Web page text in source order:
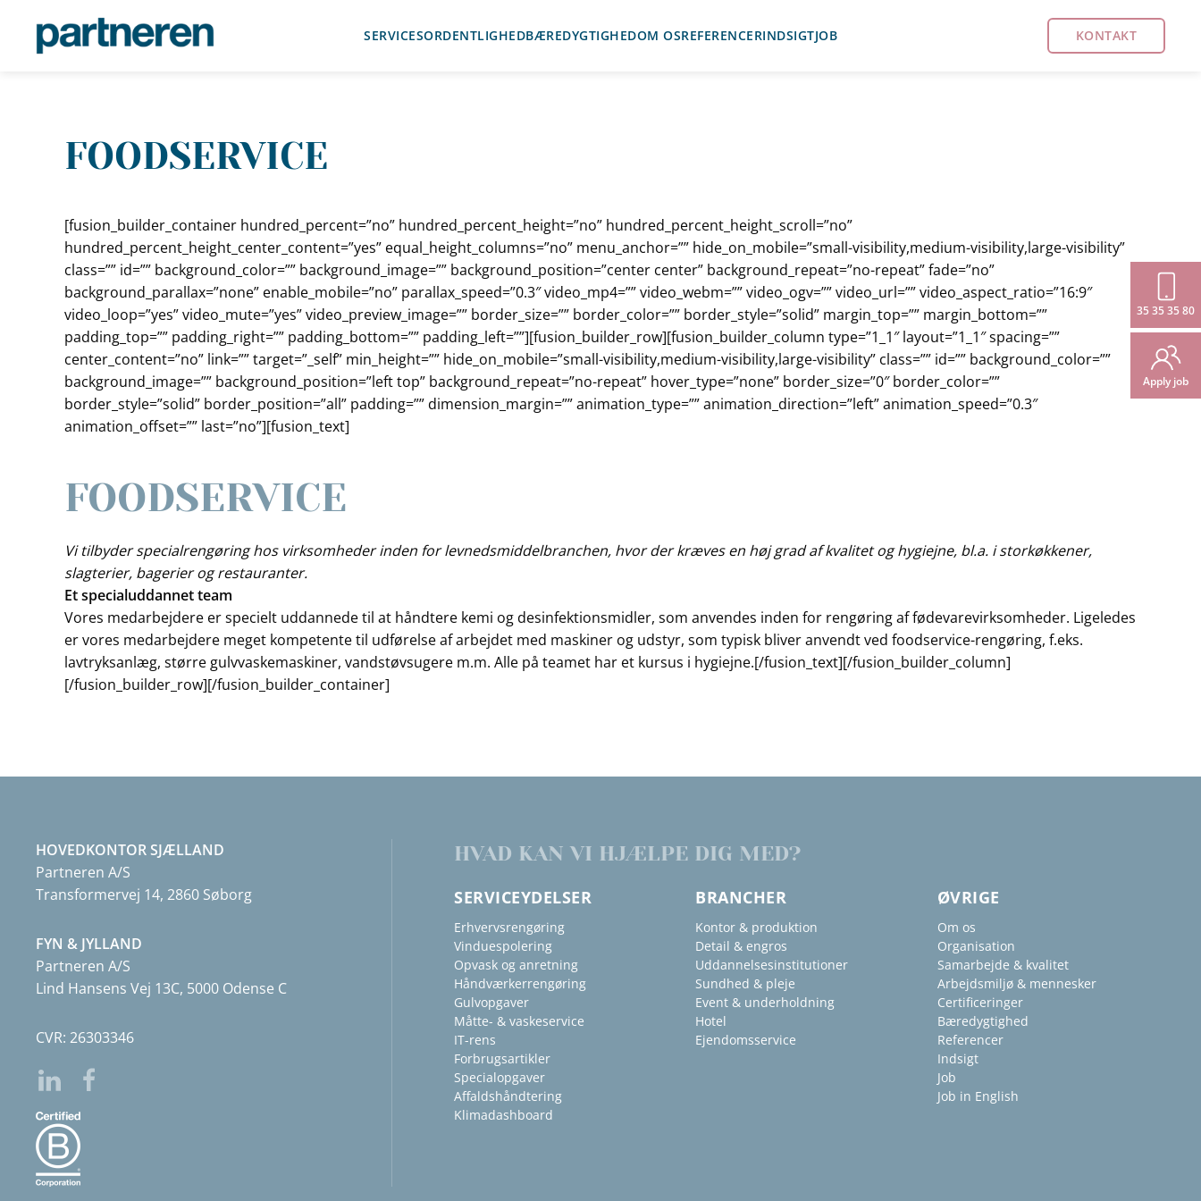
Gå til hovedindhold
SERVICESORDENTLIGHEDBÆREDYGTIGHEDOM OSREFERENCERINDSIGTJOB KONTAKT
FOODSERVICE
[fusion_builder_container hundred_percent=”no” hundred_percent_height=”no” hundred_percent_height_scroll=”no”
hundred_percent_height_center_content=”yes” equal_height_columns=”no” menu_anchor=”” hide_on_mobile=”small-visibility,medium-visibility,large-visibility”
class=”” id=”” background_color=”” background_image=”” background_position=”center center” background_repeat=”no-repeat” fade=”no”
background_parallax=”none” enable_mobile=”no” parallax_speed=”0.3″ video_mp4=”” video_webm=”” video_ogv=”” video_url=”” video_aspect_ratio=”16:9″
video_loop=”yes” video_mute=”yes” video_preview_image=”” border_size=”” border_color=”” border_style=”solid” margin_top=”” margin_bottom=””
padding_top=”” padding_right=”” padding_bottom=”” padding_left=””][fusion_builder_row][fusion_builder_column type=”1_1″ layout=”1_1″ spacing=””
center_content=”no” link=”” target=”_self” min_height=”” hide_on_mobile=”small-visibility,medium-visibility,large-visibility” class=”” id=”” background_color=””
background_image=”” background_position=”left top” background_repeat=”no-repeat” hover_type=”none” border_size=”0″ border_color=””
border_style=”solid” border_position=”all” padding=”” dimension_margin=”” animation_type=”” animation_direction=”left” animation_speed=”0.3″
animation_offset=”” last=”no”][fusion_text]
FOODSERVICE
Vi tilbyder specialrengøring hos virksomheder inden for levnedsmiddelbranchen, hvor der kræves en høj grad af kvalitet og hygiejne, bl.a. i storkøkkener,
slagterier, bagerier og restauranter.
Et specialuddannet team
Vores medarbejdere er specielt uddannede til at håndtere kemi og desinfektionsmidler, som anvendes inden for rengøring af fødevarevirksomheder. Ligeledes
er vores medarbejdere meget kompetente til udførelse af arbejdet med maskiner og udstyr, som typisk bliver anvendt ved foodservice-rengøring, f.eks.
lavtryksanlæg, større gulvvaskemaskiner, vandstøvsugere m.m. Alle på teamet har et kursus i hygiejne.[/fusion_text][/fusion_builder_column]
[/fusion_builder_row][/fusion_builder_container]
35 35 35 80
Apply job
HOVEDKONTOR SJÆLLAND
Partneren A/S
Transformervej 14, 2860 Søborg
FYN & JYLLAND
Partneren A/S
Lind Hansens Vej 13C, 5000 Odense C
CVR: 26303346
HVAD KAN VI HJÆLPE DIG MED?
SERVICEYDELSER
Erhvervsrengøring
Vinduespolering
Opvask og anretning
Håndværkerrengøring
Gulvopgaver
Måtte- & vaskeservice
IT-rens
Forbrugsartikler
Specialopgaver
Affaldshåndtering
Klimadashboard
BRANCHER
Kontor & produktion
Detail & engros
Uddannelsesinstitutioner
Sundhed & pleje
Event & underholdning
Hotel
Ejendomsservice
ØVRIGE
Om os
Organisation
Samarbejde & kvalitet
Arbejdsmiljø & mennesker
Certificeringer
Bæredygtighed
Referencer
Indsigt
Job
Job in English